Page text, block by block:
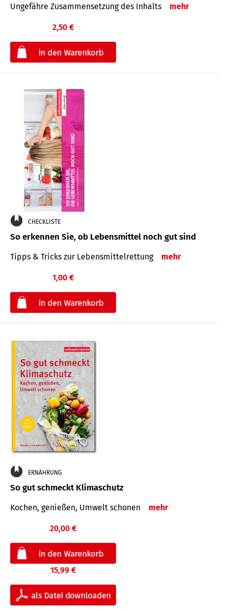
Ungefähre Zusammensetzung des Inhalts mehr
2,50 €
CHECKLISTE
So erkennen Sie, ob Lebensmittel noch gut sind
Tipps & Tricks zur Lebensmittelrettung mehr
1,00 €
ERNÄHRUNG
So gut schmeckt Klimaschutz
Kochen, genießen, Umwelt schonen mehr
20,00 €
15,99 €